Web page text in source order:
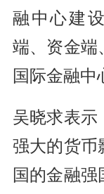
融中心建
端、资金端
国际金融中
吴晓求表示
强大的货币
国的金融